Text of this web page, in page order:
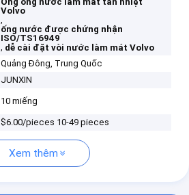
Volvo
,
ống nước được chứng nhận
ISO/TS16949
, dễ cài đặt vòi nước làm mát Volvo
Quảng Đông, Trung Quốc
JUNXIN
10 miếng
$6.00/pieces 10-49 pieces
Xem thêm